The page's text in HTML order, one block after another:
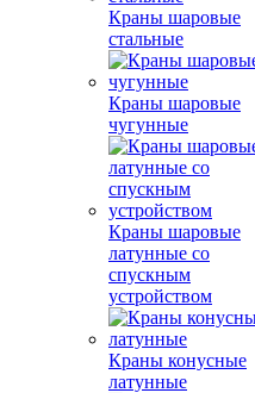
Краны шаровые
стальные
Краны шаровые
чугунные
Краны шаровые
латунные со
спускным
устройством
Краны конусные
латунные